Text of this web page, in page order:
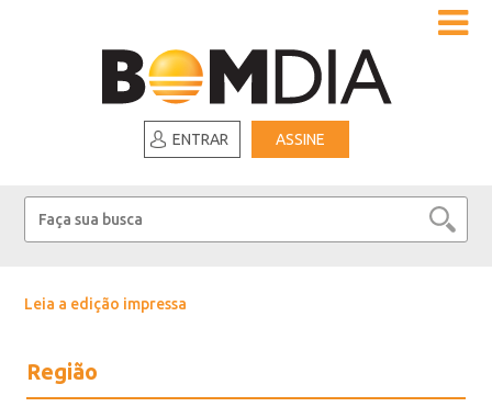
ENTRAR ASSINE
Leia a edição impressa
Região